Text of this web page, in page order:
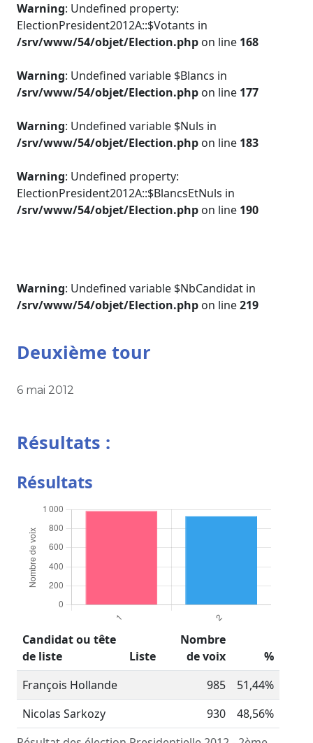
Warning: Undefined property:
ElectionPresident2012A::$Votants in
/srv/www/54/objet/Election.php on line 168
Warning: Undefined variable $Blancs in
/srv/www/54/objet/Election.php on line 177
Warning: Undefined variable $Nuls in
/srv/www/54/objet/Election.php on line 183
Warning: Undefined property:
ElectionPresident2012A::$BlancsEtNuls in
/srv/www/54/objet/Election.php on line 190
Warning: Undefined variable $NbCandidat in
/srv/www/54/objet/Election.php on line219
Deuxième tour
6 mai 2012
Résultats :
Résultats
Candidat ou tête
de liste
Liste
Nombre
de voix
%
François Hollande
985
51,44%
Nicolas Sarkozy
930 48,56%